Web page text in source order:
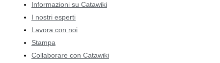
Informazioni su Catawiki
I nostri esperti
Lavora con noi
Stampa
Collaborare con Catawiki